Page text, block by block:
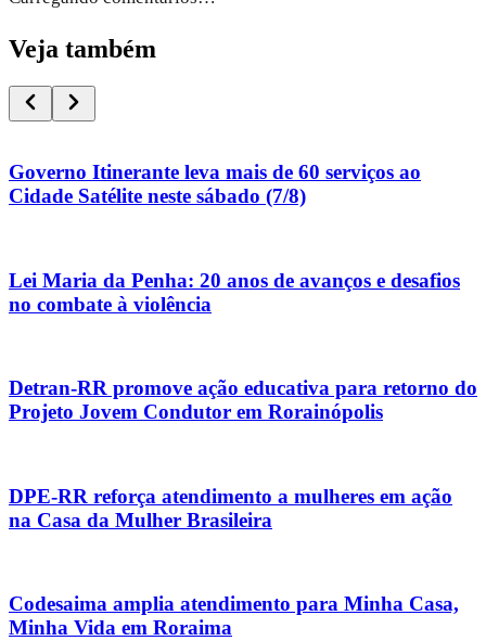
Veja também
Governo Itinerante leva mais de 60 serviços ao
Cidade Satélite neste sábado (7/8)
Lei Maria da Penha: 20 anos de avanços e desafios
no combate à violência
Detran-RR promove ação educativa para retorno do
Projeto Jovem Condutor em Rorainópolis
DPE-RR reforça atendimento a mulheres em ação
na Casa da Mulher Brasileira
Codesaima amplia atendimento para Minha Casa,
Minha Vida em Roraima